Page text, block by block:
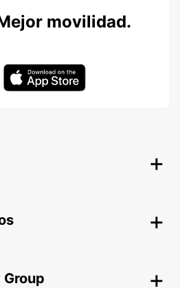
movilidad.